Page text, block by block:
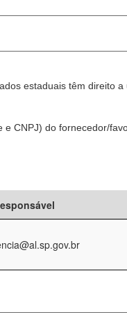
estaduais têm direito
CNPJ) do fornecedor/